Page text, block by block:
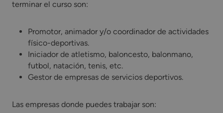
terminar el curso son:
Promotor, animador y/o coordinador de actividades
físico-deportivas.
Iniciador de atletismo, baloncesto, balonmano,
futbol, natación, tenis, etc.
Gestor de empresas de servicios deportivos.
Las empresas donde puedes trabajar son: